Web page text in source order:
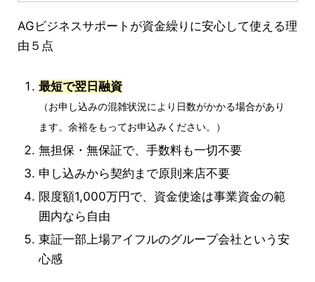
AGビジネスサポートが資金繰りに安心して使える理
由５点
最短で翌日融資
（お申し込みの混雑状況により日数がかかる場合があり
ます。余裕をもってお申込みください。）
無担保・無保証で、手数料も一切不要
申し込みから契約まで原則来店不要
限度額1,000万円で、資金使途は事業資金の範
囲内なら自由
東証一部上場アイフルのグループ会社という安
心感